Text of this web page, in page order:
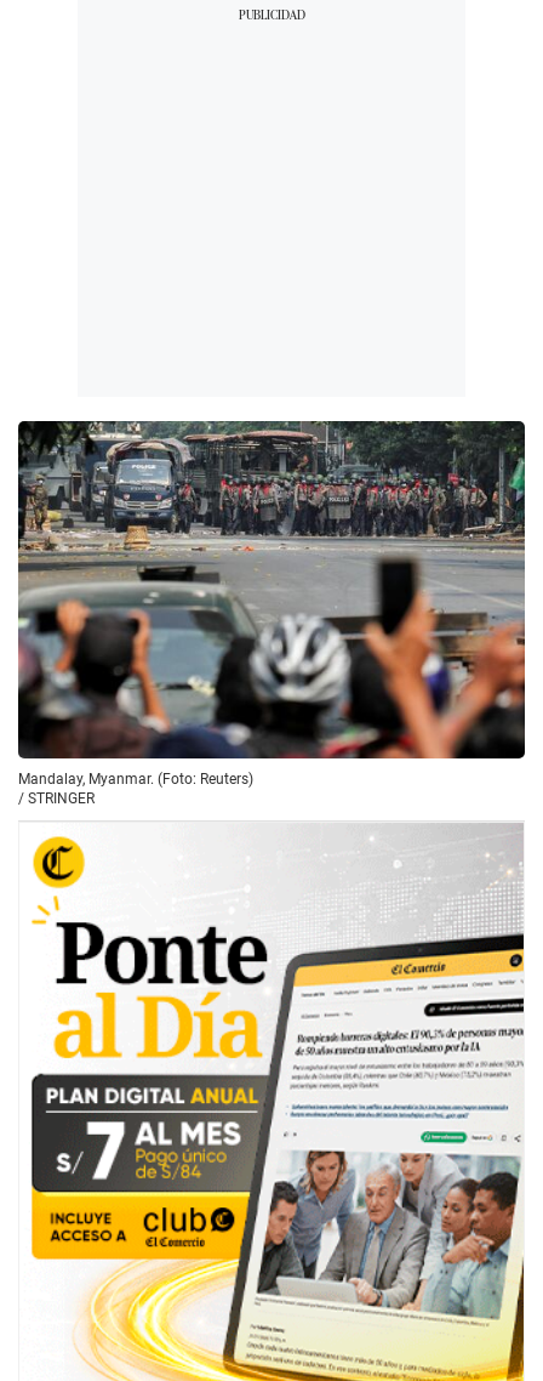
Mandalay, Myanmar. (Foto: Reuters)
/ STRINGER